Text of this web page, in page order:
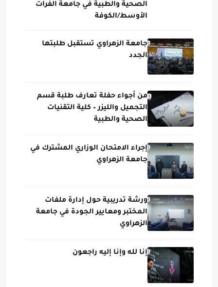
الصحية والطبية في جامعة الفرات
الأوسط/الكوفة
جامعة الزهراوي تستقبل طلبتها
الجدد
من أجواء حفلة تعارف طلبة قسم
التجميل والليزر – كلية التقنيات
الصحية والطبية
إجراء الامتحان الوزاري المشترك في
جامعة الزهراوي
ورشة تدريبية حول إدارة ملفات
المختبر ومعايير الجودة في جامعة
الزهراوي
إنا لله وإنا إليه راجعون